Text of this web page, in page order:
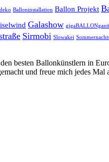
Balloninstallation Ballon Projekt
Galashow
Sirmobi Slowakei
besten Ballonkünstlern in
und freue mich jedes Mal